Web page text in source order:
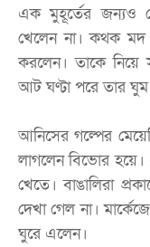
এক মুহূর্তের জন্যও
খেলেন না। কথক মদ
করলেন। তাকে নিয়ে
আট ঘণ্টা পরে তার
আনিসের গল্পের
লাগলেন বিভোর হয়ে।
খেতে। বাঙালিরা
দেখা গেল না।
ঘুরে এলেন।